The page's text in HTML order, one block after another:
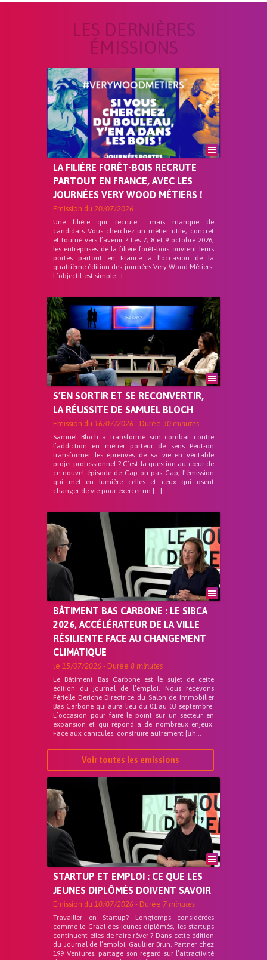
LES DERNIÈRES
ÉMISSIONS
LA FILIÈRE FORÊT-BOIS RECRUTE
PARTOUT EN FRANCE, AVEC LES
JOURNÉES VERY WOOD MÉTIERS !
Emission du 20/07/2026
Une filière qui recrute… mais manque de
candidats Vous cherchez un métier utile, concret
et tourné vers l’avenir ? Les 7, 8 et 9 octobre 2026,
les entreprises de la filière forêt-bois ouvrent leurs
portes partout en France à l’occasion de la
quatrième édition des journées Very Wood Métiers.
L’objectif est simple : f...
S’EN SORTIR ET SE RECONVERTIR,
LA RÉUSSITE DE SAMUEL BLOCH
Emission du 16/07/2026 - Durée 30 minutes
Samuel Bloch a transformé son combat contre
l’addiction en métier porteur de sens Peut-on
transformer les épreuves de sa vie en véritable
projet professionnel ? C’est la question au cœur de
ce nouvel épisode de Cap ou pas Cap, l’émission
qui met en lumière celles et ceux qui osent
changer de vie pour exercer un […]
BÂTIMENT BAS CARBONE : LE SIBCA
2026, ACCÉLÉRATEUR DE LA VILLE
RÉSILIENTE FACE AU CHANGEMENT
CLIMATIQUE
le 15/07/2026 - Durée 8 minutes
Le Bâtiment Bas Carbone est le sujet de cette
édition du journal de l’emploi. Nous recevons
Férielle Deriche Directrice du Salon de Immobilier
Bas Carbone qui aura lieu du 01 au 03 septembre.
L’occasion pour faire le point sur un secteur en
expansion et qui répond a de nombreux enjeux.
Face aux canicules, construire autrement [&h...
Voir toutes les emissions
STARTUP ET EMPLOI : CE QUE LES
JEUNES DIPLÔMÉS DOIVENT SAVOIR
Emission du 10/07/2026 - Durée 7 minutes
Travailler en Startup? Longtemps considérées
comme le Graal des jeunes diplômés, les startups
continuent-elles de faire rêver ? Dans cette édition
du Journal de l’emploi, Gaultier Brun, Partner chez
199 Ventures, partage son regard sur l’attractivité